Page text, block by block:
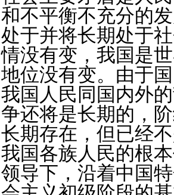
和不平衡不充分的
处于并将长期处于
情没有变，我国是
地位没有变。由于
我国人民同国内外
争还将是长期的，
长期存在，但已经
我国各族人民的根
领导下，沿着中国